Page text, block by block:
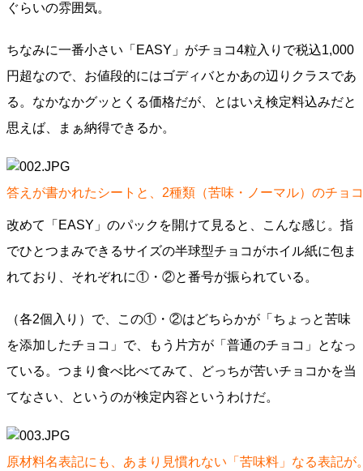
ぐらいの雰囲気。
ちなみに一番小さい「EASY」がチョコ4粒入りで税込1,000
円超なので、お値段的にはゴディバとかあの辺りクラスであ
る。なかなかグッとくる価格だが、とはいえ検定料込みだと
思えば、まぁ納得できるか。
答えが書かれたシートと、2種類（苦味・ノーマル）のチョ
改めて「EASY」のパックを開けて見ると、こんな感じ。指
でひとつまみできるサイズの半球型チョコがホイル紙に包ま
れており、それぞれに①・②と番号が振られている。
（各2個入り）で、この①・②はどちらかが「ちょっと苦味
を添加したチョコ」で、もう片方が「普通のチョコ」となっ
ている。つまり食べ比べてみて、どっちが苦いチョコかを当
てなさい、というのが検定内容というわけだ。
原材料名表記にも、あまり見慣れない「苦味料」なる表記